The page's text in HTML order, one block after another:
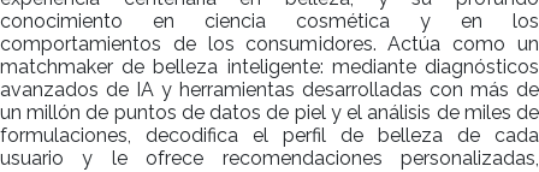
conocimiento en ciencia cosmética y en los
comportamientos de los consumidores. Actúa como un
matchmaker de belleza inteligente: mediante diagnósticos
avanzados de IA y herramientas desarrolladas con más de
un millón de puntos de datos de piel y el análisis de miles de
formulaciones, decodifica el perfil de belleza de cada
usuario y le ofrece recomendaciones personalizadas,